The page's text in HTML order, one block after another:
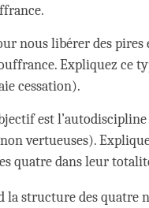
nous libérer des pires
Expliquez ce
cessation).
est
vertueuses).
quatre dans leur
structure des quatre